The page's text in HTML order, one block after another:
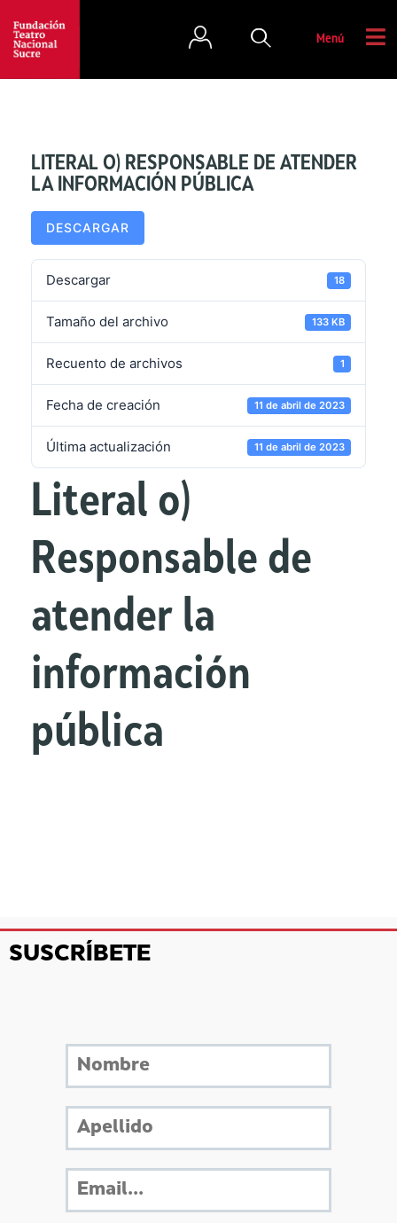
Menú
LITERAL O) RESPONSABLE DE ATENDER
LA INFORMACIÓN PÚBLICA
DESCARGAR
Descargar 18
Tamaño del archivo 133 KB
Recuento de archivos 1
Fecha de creación 11 de abril de 2023
Última actualización 11 de abril de 2023
Literal o)
Responsable de
atender la
información
pública
SUSCRÍBETE